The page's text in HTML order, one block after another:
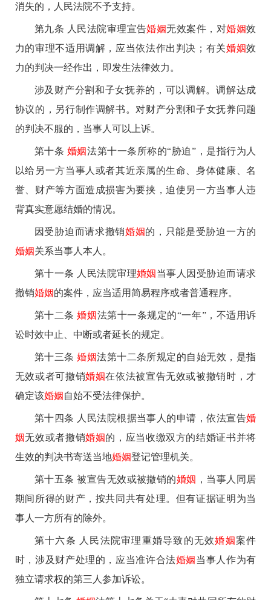
消失的，人民法院不予支持。
第九条 人民法院审理宣告婚姻无效案件，对婚姻效
力的审理不适用调解，应当依法作出判决；有关婚姻效
力的判决一经作出，即发生法律效力。
涉及财产分割和子女抚养的，可以调解。调解达成
协议的，另行制作调解书。对财产分割和子女抚养问题
的判决不服的，当事人可以上诉。
第十条 婚姻法第十一条所称的“胁迫”，是指行为人
以给另一方当事人或者其近亲属的生命、身体健康、名
誉、财产等方面造成损害为要挟，迫使另一方当事人违
背真实意愿结婚的情况。
因受胁迫而请求撤销婚姻的，只能是受胁迫一方的
婚姻关系当事人本人。
第十一条 人民法院审理婚姻当事人因受胁迫而请求
撤销婚姻的案件，应当适用简易程序或者普通程序。
第十二条婚姻法第十一条规定的“一年”，不适用诉
讼时效中止、中断或者延长的规定。
第十三条婚姻法第十二条所规定的自始无效，是指
无效或者可撤销婚姻在依法被宣告无效或被撤销时，才
确定该婚姻自始不受法律保护。
第十四条 人民法院根据当事人的申请，依法宣告婚
姻无效或者撤销婚姻的，应当收缴双方的结婚证书并将
生效的判决书寄送当地婚姻登记管理机关。
第十五条 被宣告无效或被撤销的婚姻 ，当事人同居
期间所得的财产，按共同共有处理。但有证据证明为当
事人一方所有的除外。
第十六条 人民法院审理重婚导致的无效婚姻案件
时，涉及财产处理的，应当准许合法婚姻当事人作为有
独立请求权的第三人参加诉讼。